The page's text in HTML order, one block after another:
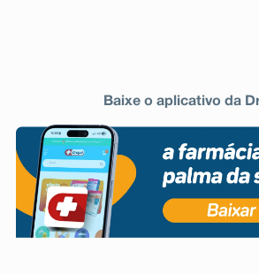
Baixe o aplicativo da